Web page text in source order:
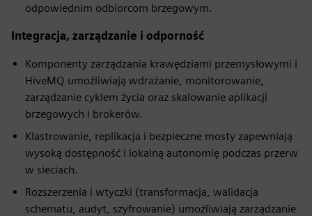
odpowiednim odbiorcom brzegowym.
Integracja, zarządzanie i odporność
Komponenty zarządzania krawędziami przemysłowymi i
HiveMQ umożliwiają wdrażanie, monitorowanie,
zarządzanie cyklem życia oraz skalowanie aplikacji
brzegowych i brokerów.
Klastrowanie, replikacja i bezpieczne mosty zapewniają
wysoką dostępność i lokalną autonomię podczas przerw
w sieciach.
Rozszerzenia i wtyczki (transformacja, walidacja
schematu, audyt, szyfrowanie) umożliwiają zarządzanie